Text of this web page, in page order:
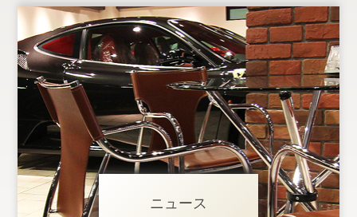
在庫情報
買取査定
全国納車
ニュース
ギャラリー
アクセス ニュース